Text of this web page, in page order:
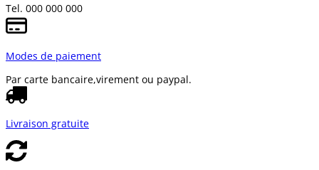
Tel. 000 000 000
Modes de paiement
Par carte bancaire,virement ou paypal.
Livraison gratuite